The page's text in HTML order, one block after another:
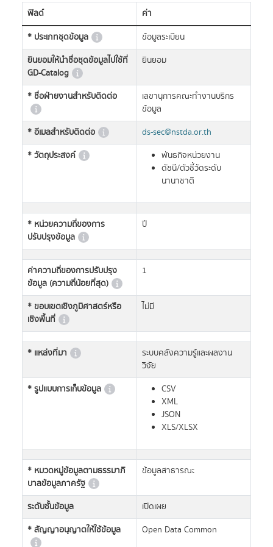
ฟิลด์
ค่า
* ประเภทชุดข้อมูล
ข้อมูลระเบียน
ยินยอมให้นำชื่อชุดข้อมูลไปใช้ที่
GD-Catalog
ยินยอม
* ชื่อฝ่ายงานสำหรับติดต่อ
เลขานุการคณะทำงานบริกร
ข้อมูล
* อีเมลสำหรับติดต่อ
ds-sec@nstda.or.th
* วัตถุประสงค์
พันธกิจหน่วยงาน
ดัชนี/ตัวชี้วัดระดับ
นานาชาติ
* หน่วยความถี่ของการ
ปรับปรุงข้อมูล
ปี
ค่าความถี่ของการปรับปรุง
ข้อมูล (ความถี่น้อยที่สุด)
1
* ขอบเขตเชิงภูมิศาสตร์หรือ
เชิงพื้นที่
ไม่มี
* แหล่งที่มา
ระบบคลังความรู้และผลงาน
วิจัย
* รูปแบบการเก็บข้อมูล
CSV
XML
JSON
XLS/XLSX
* หมวดหมู่ข้อมูลตามธรรมาภิ
บาลข้อมูลภาครัฐ
ข้อมูลสาธารณะ
ระดับชั้นข้อมูล
เปิดเผย
* สัญญาอนุญาตให้ใช้ข้อมูล
Open Data Common